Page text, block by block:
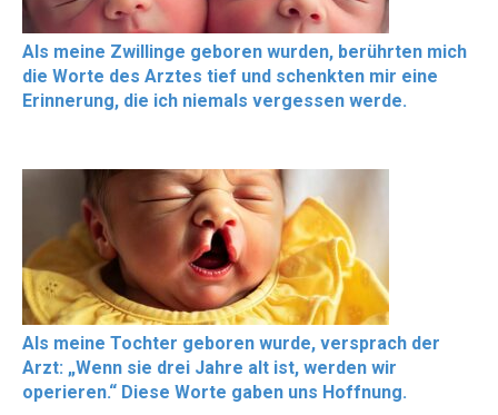
Als meine Zwillinge geboren wurden, berührten mich
die Worte des Arztes tief und schenkten mir eine
Erinnerung, die ich niemals vergessen werde.
Als meine Tochter geboren wurde, versprach der
Arzt: „Wenn sie drei Jahre alt ist, werden wir
operieren.“ Diese Worte gaben uns Hoffnung.